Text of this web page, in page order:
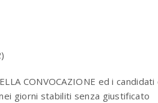
CONVOCAZIONE ed i candidati
giorni stabiliti senza giustificato